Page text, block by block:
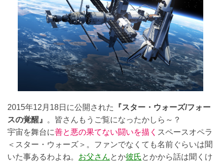
2015年12月18日に公開された
『スター・ウォーズ/フォー
スの覚醒』
。皆さんもうご覧になったかしら～？
宇宙を舞台に善と悪の果てない闘いを描く スペースオペラ
＜スター・ウォーズ＞。ファンでなくても名前ぐらいは聞
いた事あるわよね。 お父さんとか彼氏とかから話は聞くけ